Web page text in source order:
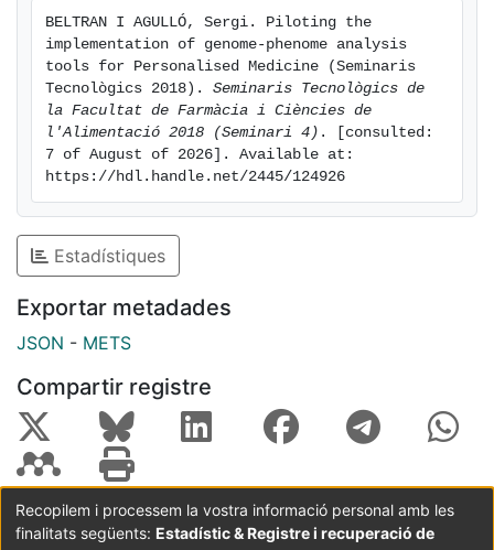
BELTRAN I AGULLÓ, Sergi. Piloting the
implementation of genome-phenome analysis
tools for Personalised Medicine (Seminaris
Tecnològics 2018). Seminaris Tecnològics de
la Facultat de Farmàcia i Ciències de
l'Alimentació 2018 (Seminari 4) . [consulted:
7 of August of 2026]. Available at:
https://hdl.handle.net/2445/124926
Estadístiques
Exportar metadades
JSON - METS
Compartir registre
Coordinació:CRAI UB Avís legal
Metadades
Recopilem i processem la vostra informació personal amb les
finalitats següents: Estadístic & Registre i recuperació de